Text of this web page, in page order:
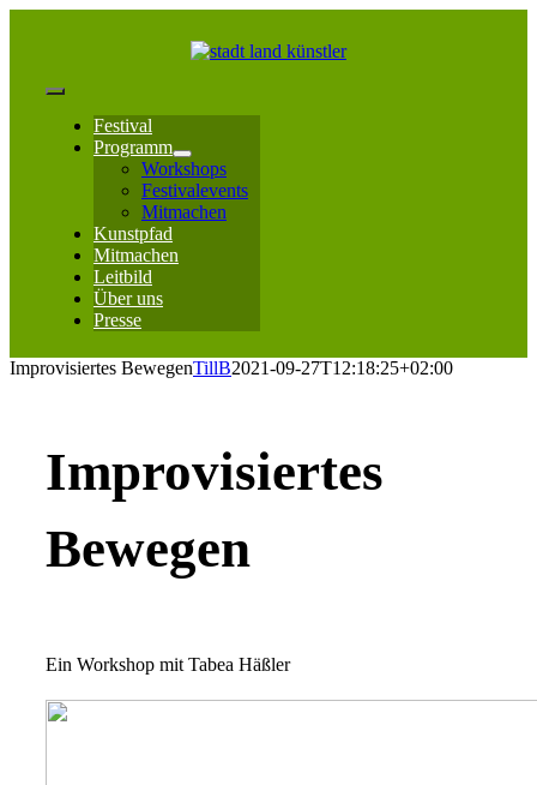
Toggle
Navigation
Festival
Programm
Workshops
Festivalevents
Mitmachen
Kunstpfad
Mitmachen
Leitbild
Über uns
Presse
Improvisiertes BewegenTillB2021-09-27T12:18:25+02:00
Improvisiertes
Bewegen
Ein Workshop mit Tabea Häßler